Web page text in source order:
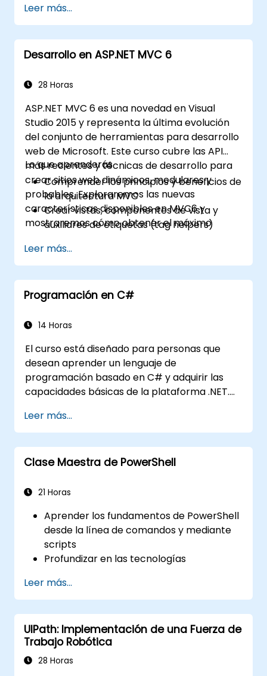
Configurar DI empresarial, registros
(logging) y tuberías de manejo de
errores.
Aplicar patrones de arquitectura para
Asegurar aplicaciones web y APIs.
mantenibilidad.
Planificar y ejecutar migraciones
progresivas desde .NET Framework hacia
.NET 8.
Operar entornos .NET híbridos de
componentes heredados y modernos.
Leer más...
Desarrollo en ASP.NET MVC 6
28 Horas
ASP.NET MVC 6 es una novedad en Visual
Studio 2015 y representa la última evolución
del conjunto de herramientas para desarrollo
web de Microsoft. Este curso cubre las API
más recientes y técnicas de desarrollo para
crear sitios web dinámicos, modulares y
probables. Exploraremos las nuevas
características disponibles en MVC6 y
mostraremos cómo obtener el máximo
posibilidades de integración.
Lo que aprenderás
Comprender los principios y beneficios de
la arquitectura MVC
Crear vistas, componentes de vista y
auxiliares de etiquetas (tag helpers)
ASP.NET
Crear servicios RESTful utilizando Web API
Sacar el máximo provecho de la
integración con GruntJS, NPM y Bower
(SPAs)
Leer más...
Programación en C#
14 Horas
El curso está diseñado para personas que
desean aprender un lenguaje de
programación basado en C# y adquirir las
capacidades básicas de la plataforma .NET.
aprenderán cómo se integra C#, cómo
configurar un entorno para escribir
programas básicos y utilizar las bibliotecas
estándar.
Leer más...
Clase Maestra de PowerShell
21 Horas
Aprender los fundamentos de PowerShell
desde la línea de comandos y mediante
scripts
Profundizar en las tecnologías
Aprender a automatizar operaciones
comunes usando PowerShell
Examinaremos PowerShell tanto en
Windows como en servidores de Windows,
como SQL, Exchange y System Center
Leer más...
UIPath: Implementación de una Fuerza de
Trabajo Robótica
28 Horas